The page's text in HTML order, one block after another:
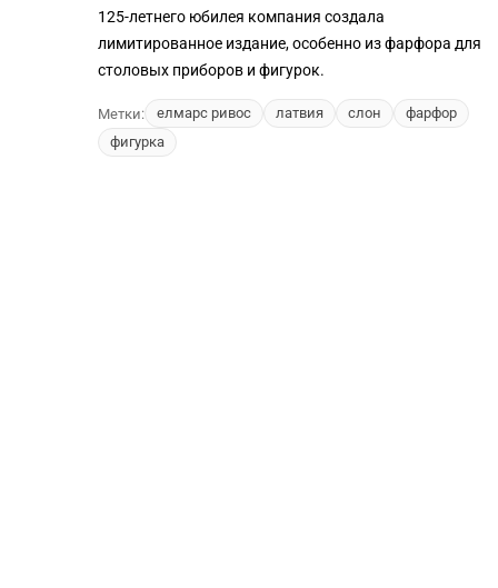
125-летнего юбилея компания создала
лимитированное издание, особенно из фарфора для
столовых приборов и фигурок.
Метки: елмарс ривос латвия слон
фарфор
фигурка